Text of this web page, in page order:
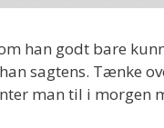
han godt bare
sagtens. Tænke
man til i morgen